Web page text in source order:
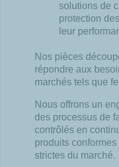
solutions de
protection des
leur
Nos pièces
répondre aux
marchés tels que
Nous offrons un
des processus de
contrôlés en
produits
strictes du marché.